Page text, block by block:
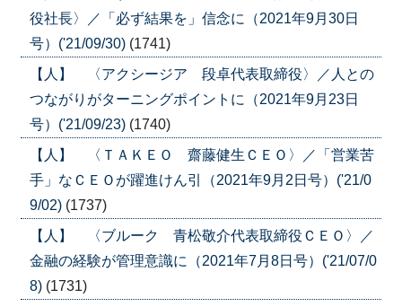
役社長〉／「必ず結果を」信念に（2021年9月30日
号）('21/09/30) (1741)
【人】 〈アクシージア 段卓代表取締役〉／人との
つながりがターニングポイントに（2021年9月23日
号）('21/09/23) (1740)
【人】 〈ＴＡＫＥＯ 齋藤健生ＣＥＯ〉／「営業苦
手」なＣＥＯが躍進けん引（2021年9月2日号）('21/0
9/02) (1737)
【人】 〈ブルーク 青松敬介代表取締役ＣＥＯ〉／
金融の経験が管理意識に（2021年7月8日号）('21/07/0
8) (1731)